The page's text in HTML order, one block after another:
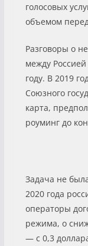
голосовых
объемом
Разговоры о
между
году. В 2019
Союзного
карта,
роуминг до
Задача не
2020 года
операторы
режима, о
— с 0,3